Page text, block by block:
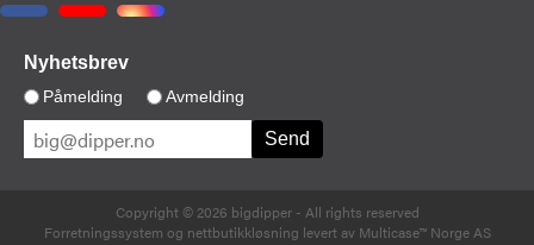
Nyhetsbrev
Påmelding Avmelding
Copyright © 2026 bigdipper - All rights reserved
Forretningssystem og nettbutikkløsning levert av Multicase™ Norge AS